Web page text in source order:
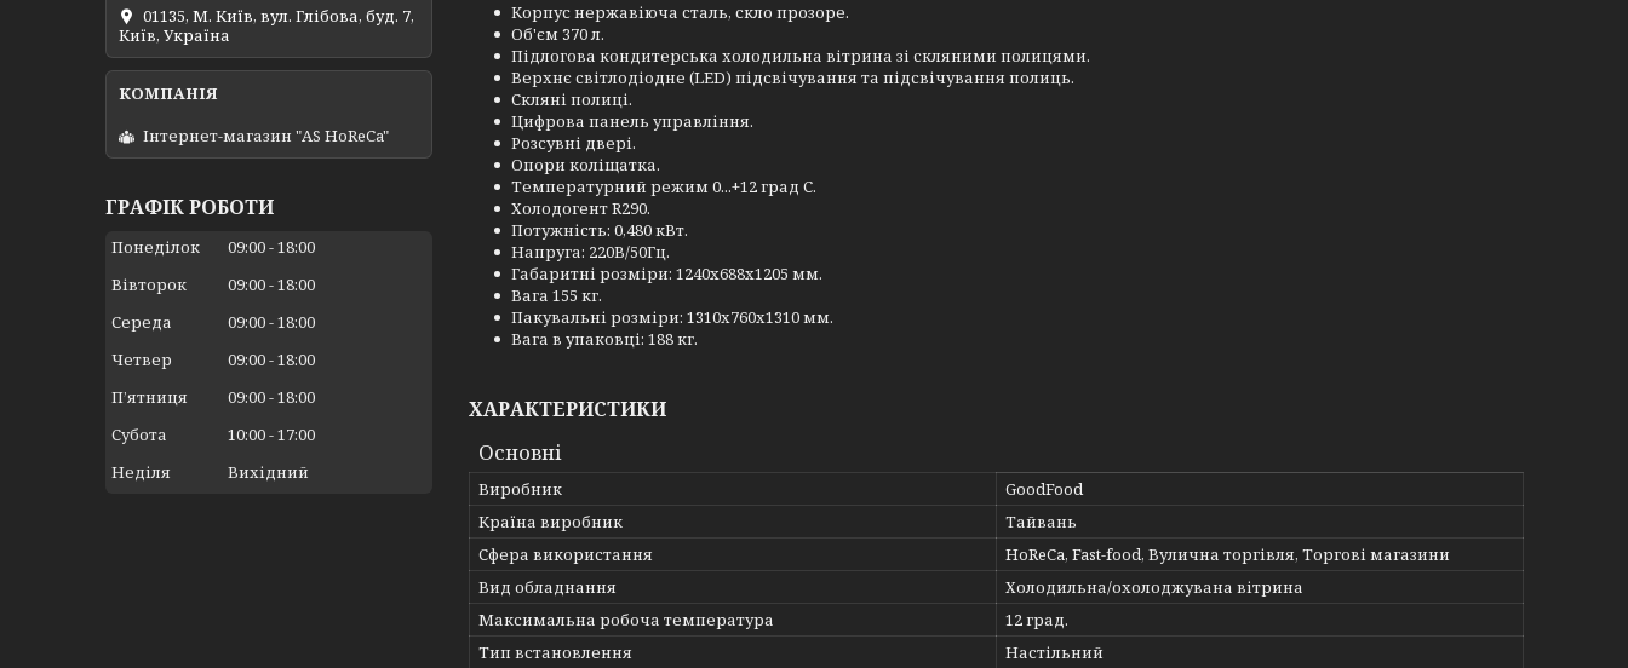
Корпус нержавіюча сталь, скло прозоре.
Об'єм 370 л.
Підлогова кондитерська холодильна вітрина зі скляними полицями.
Верхнє світлодіодне (LED) підсвічування та підсвічування полиць.
Скляні полиці.
Цифрова панель управління.
Розсувні двері.
Опори коліщатка.
Температурний режим 0...+12 град С.
Холодогент R290.
Потужність: 0,480 кВт.
Напруга: 220В/50Гц.
Габаритні розміри: 1240x688x1205 мм.
Вага 155 кг.
Пакувальні розміри: 1310х760х1310 мм.
Вага в упаковці: 188 кг.
ХАРАКТЕРИСТИКИ
Основні
Виробник
GoodFood
Країна виробник
Тайвань
Сфера використання
HoReCa, Fast-food, Вулична торгівля, Торгові магазини
Вид обладнання
Холодильна/охолоджувана вітрина
Максимальна робоча температура
12 град.
Тип встановлення
Настільний
01135, М. Київ, вул. Глібова, буд. 7,
Київ, Україна
Інтернет-магазин "AS HoReCa"
ГРАФІК РОБОТИ
Понеділок 09:00 18:00
Вівторок
09:00 18:00
Середа
09:00 18:00
Четвер
09:00 18:00
Пʼятниця
09:00 18:00
Субота
10:00 17:00
Неділя
Вихідний